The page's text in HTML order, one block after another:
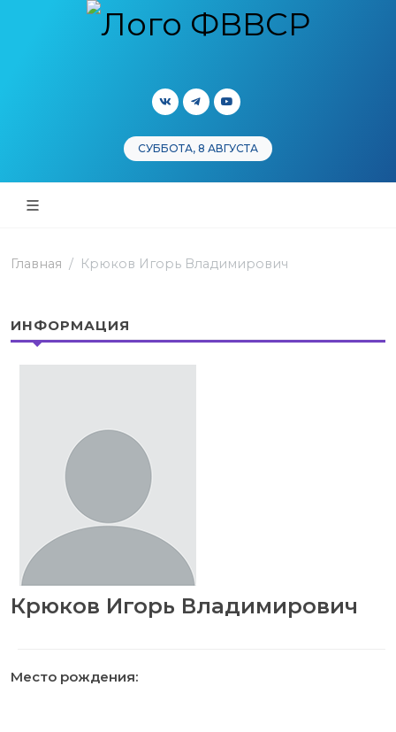
СУББОТА, 8 АВГУСТА
Главная Крюков Игорь Владимирович
ИНФОРМАЦИЯ
Крюков Игорь Владимирович
Место рождения: